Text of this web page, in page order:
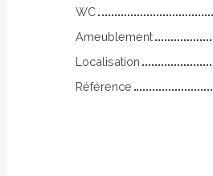
WC
Ameublement
Localisation
Référence